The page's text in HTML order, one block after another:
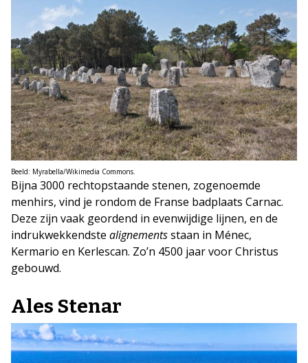
Beeld: Myrabella/Wikimedia Commons.
Bijna 3000 rechtopstaande stenen, zogenoemde
menhirs, vind je rondom de Franse badplaats Carnac.
Deze zijn vaak geordend in evenwijdige lijnen, en de
indrukwekkendste alignementsstaan in Ménec,
Kermario en Kerlescan. Zo’n 4500 jaar voor Christus
gebouwd.
Ales Stenar